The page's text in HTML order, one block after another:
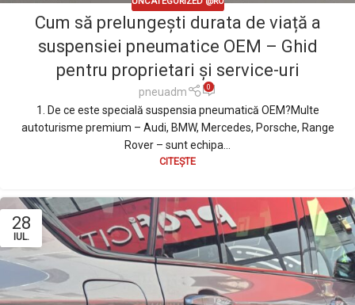
Cum să prelungești durata de viață a
suspensiei pneumatice OEM – Ghid
pentru proprietari și service-uri
pneuadm 0
1. De ce este specială suspensia pneumatică OEM?Multe
autoturisme premium – Audi, BMW, Mercedes, Porsche, Range
Rover – sunt echipa...
CITEȘTE
28
IUL.